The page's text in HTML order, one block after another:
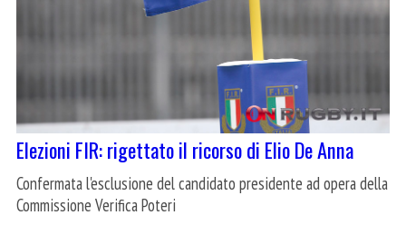
Elezioni FIR: rigettato il ricorso di Elio De Anna
Confermata l'esclusione del candidato presidente ad opera della
Commissione Verifica Poteri